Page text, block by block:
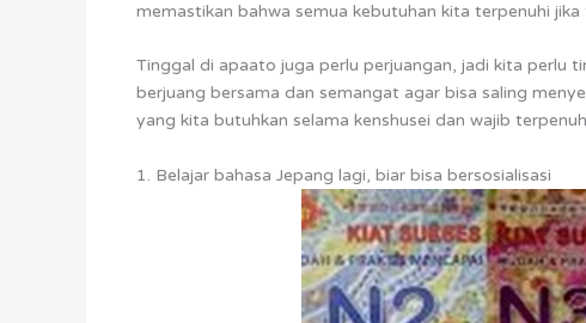
memastikan bahwa semua kebutuhan kita terpenuhi
Tinggal di apaato juga perlu perjuangan, jadi kita perlu
berjuang bersama dan semangat agar bisa saling
yang kita butuhkan selama kenshusei dan wajib
1. Belajar bahasa Jepang lagi, biar bisa bersosialisasi